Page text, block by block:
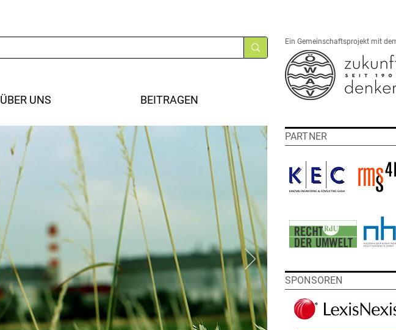
ÜBER UNS BEITRAGEN
Ein Gemeinschaftsprojekt mit
PARTNER
SPONSOREN